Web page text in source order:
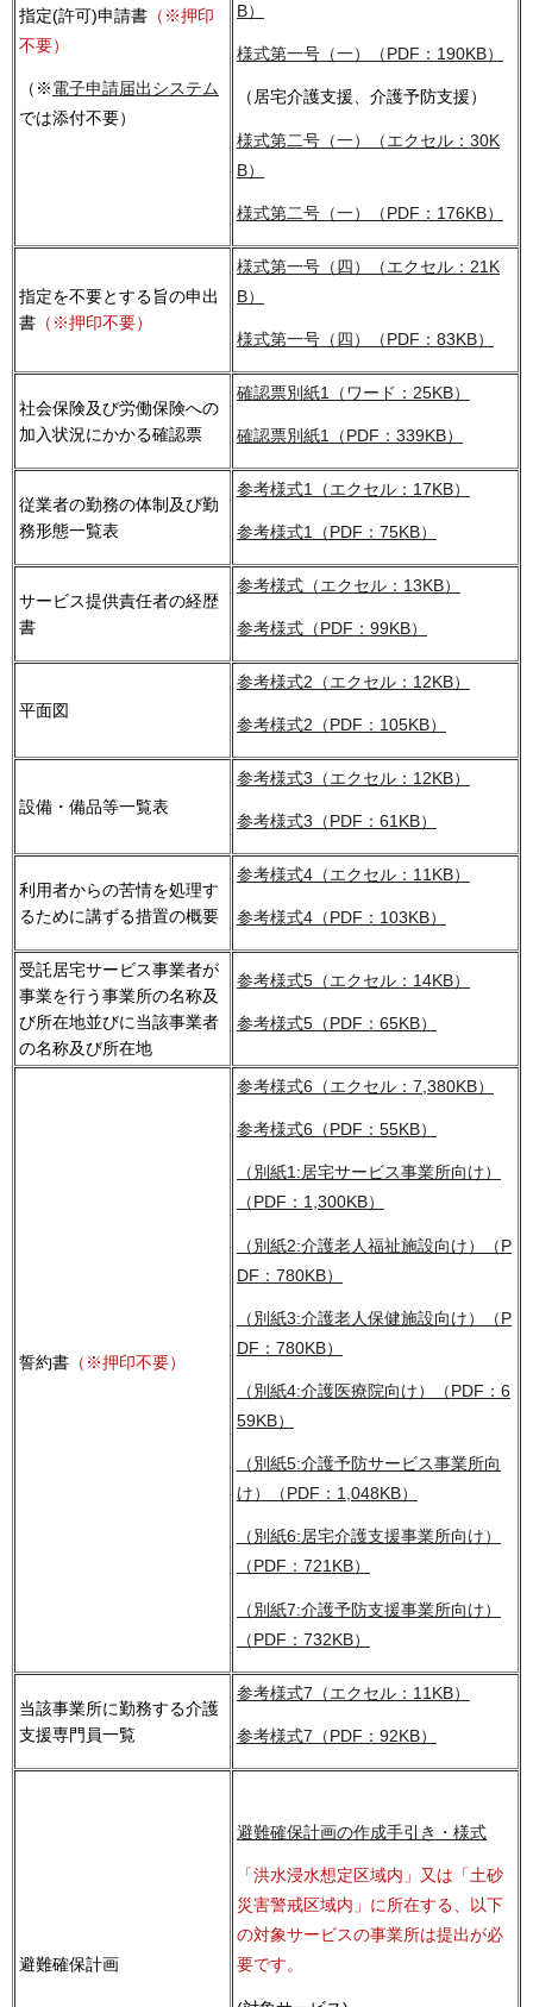
指定(許可)申請書 （※押印
不要）
（※電子申請届出システム
では添付不要）
B）
様式第一号（一）（PDF：190KB）
（居宅介護支援、介護予防支援）
様式第二号（一）（エクセル：30K
B）
様式第二号（一）（PDF：176KB）
指定を不要とする旨の申出
書 （※押印不要）
様式第一号（四）（エクセル：21K
B）
様式第一号（四）（PDF：83KB）
社会保険及び労働保険への
加入状況にかかる確認票
確認票別紙1（ワード：25KB）
確認票別紙1（PDF：339KB）
従業者の勤務の体制及び勤
務形態一覧表
参考様式1（エクセル：17KB）
参考様式1（PDF：75KB）
サービス提供責任者の経歴
書
参考様式（エクセル：13KB）
参考様式（PDF：99KB）
平面図
参考様式2（エクセル：12KB）
参考様式2（PDF：105KB）
設備・備品等一覧表
参考様式3（エクセル：12KB）
参考様式3（PDF：61KB）
利用者からの苦情を処理す
るために講ずる措置の概要
参考様式4（エクセル：11KB）
参考様式4（PDF：103KB）
受託居宅サービス事業者が
事業を行う事業所の名称及
び所在地並びに当該事業者
の名称及び所在地
参考様式5（エクセル：14KB）
参考様式5（PDF：65KB）
誓約書 （※押印不要）
参考様式6（エクセル：7,380KB）
参考様式6（PDF：55KB）
（別紙1:居宅サービス事業所向け）
（PDF：1,300KB）
（別紙2:介護老人福祉施設向け）（P
DF：780KB）
（別紙3:介護老人保健施設向け）（P
DF：780KB）
（別紙4:介護医療院向け）（PDF：6
59KB）
（別紙5:介護予防サービス事業所向
け）（PDF：1,048KB）
（別紙6:居宅介護支援事業所向け）
（PDF：721KB）
（別紙7:介護予防支援事業所向け）
（PDF：732KB）
当該事業所に勤務する介護
支援専門員一覧
参考様式7（エクセル：11KB）
参考様式7（PDF：92KB）
避難確保計画
避難確保計画の作成手引き・様式
「洪水浸水想定区域内」又は「土砂
災害警戒区域内」に所在する、以下
の対象サービスの事業所は提出が必
要です。